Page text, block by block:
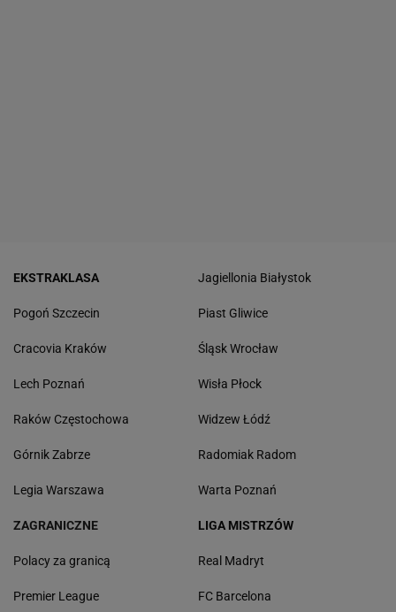
EKSTRAKLASA
Pogoń Szczecin
Cracovia Kraków
Lech Poznań
Raków Częstochowa
Górnik Zabrze
Legia Warszawa
Jagiellonia Białystok
Piast Gliwice
Śląsk Wrocław
Wisła Płock
Widzew Łódź
Radomiak Radom
Warta Poznań
ZAGRANICZNE
Polacy za granicą
Premier League
LIGA MISTRZÓW
Real Madryt
FC Barcelona